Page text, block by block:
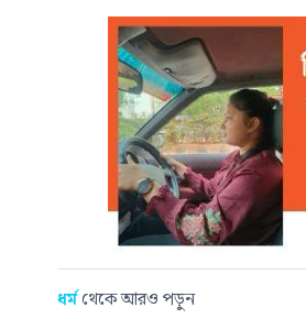
ধর্মথেকে আরও পড়ুন